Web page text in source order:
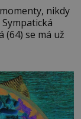
nikdy
(64) se má už